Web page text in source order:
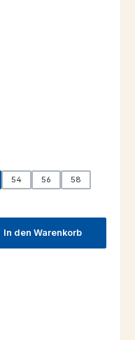
54 56
58
In den Warenkorb